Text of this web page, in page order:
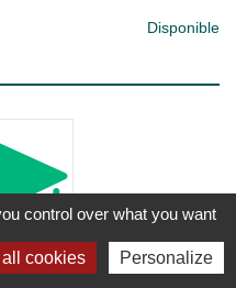
Disponible
control over what you want
all cookies Personalize